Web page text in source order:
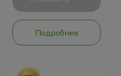
Подробнее